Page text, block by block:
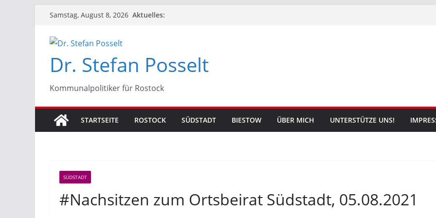
Zum
springen
Samstag, August 8, 2026 Aktuelles:
Dr. Stefan Posselt
Kommunalpolitiker für Rostock
STARTSEITE ROSTOCK SÜDSTADT BIESTOW ÜBER MICH UNTERSTÜTZE UNS!
SÜDSTADT
#Nachsitzen zum Ortsbeirat Südstadt, 05.08.2021